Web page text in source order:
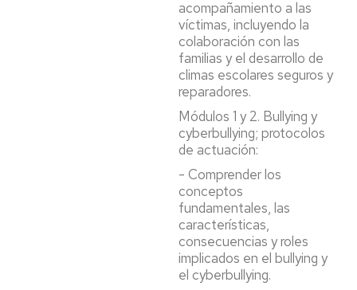
acompañamiento a las
víctimas, incluyendo la
colaboración con las
familias y el desarrollo de
climas escolares seguros y
reparadores.
Módulos 1 y 2. Bullying y
cyberbullying; protocolos
de actuación:
- Comprender los
conceptos
fundamentales, las
características,
consecuencias y roles
implicados en el bullying y
el cyberbullying.